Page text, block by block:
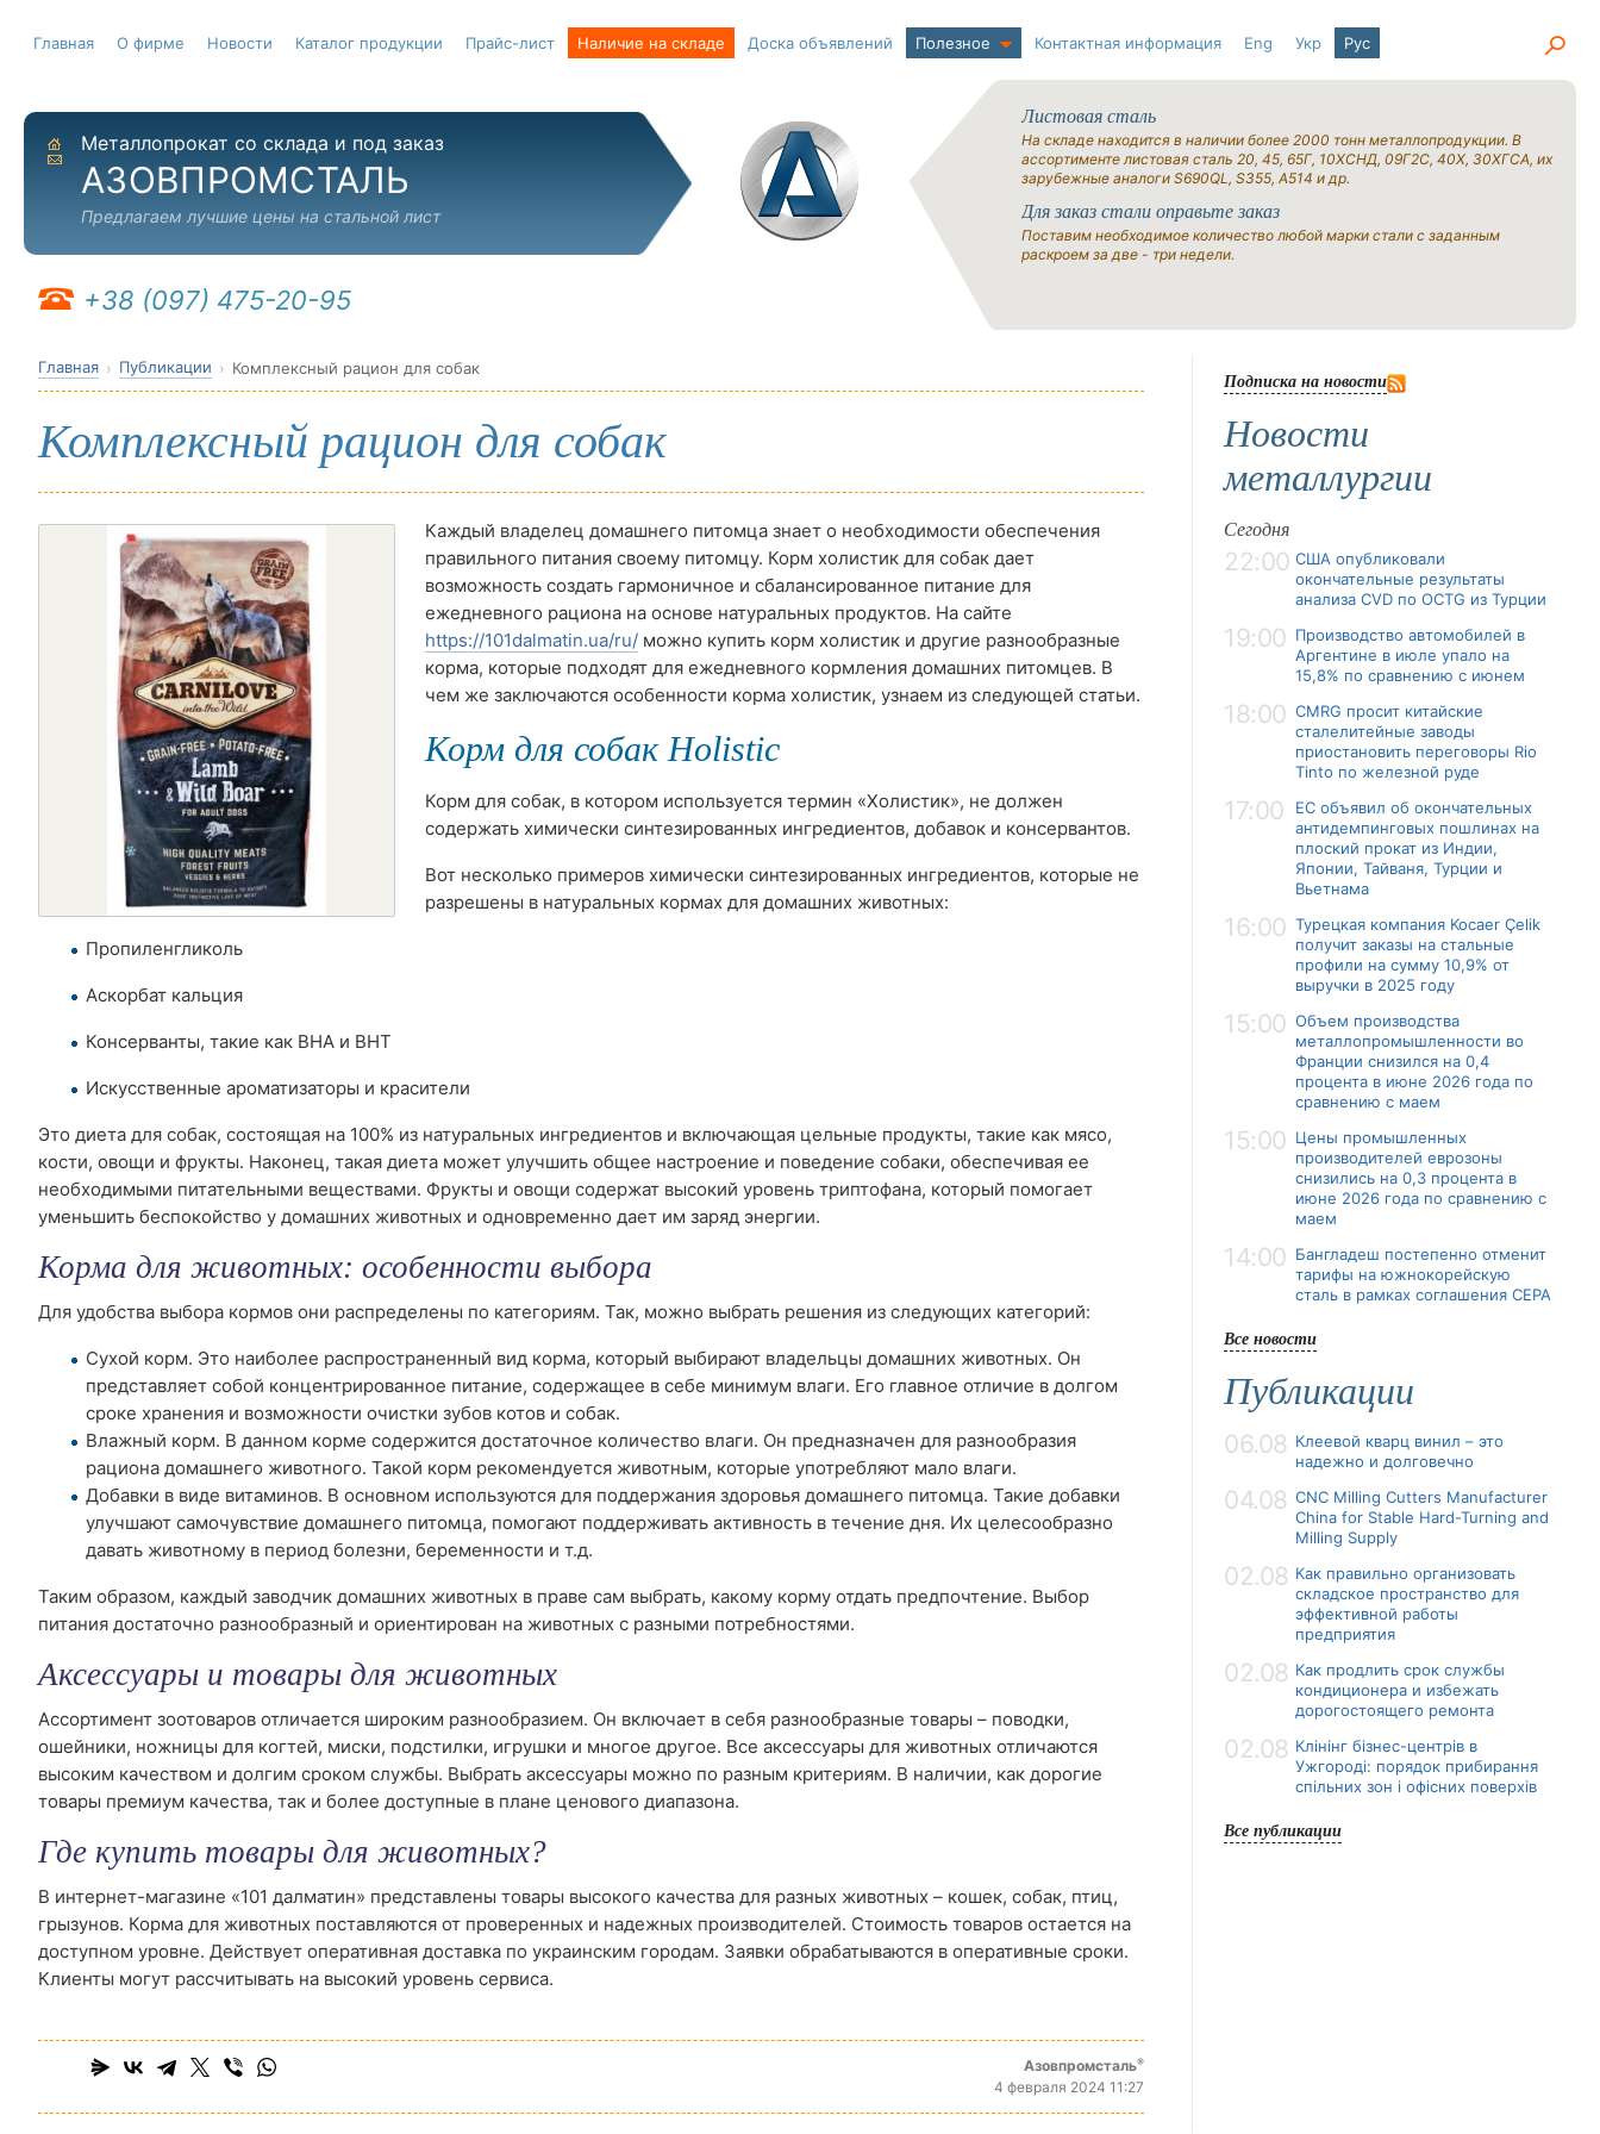
Главная О фирме Новости Каталог продукции Прайс-лист Наличие на складе Доска объявлений Полезное Контактная информация Eng Укр Рус
На главную
Отправить письмо
Металлопрокат со склада и под заказ
АЗОВПРОМСТАЛЬ
Предлагаем лучшие цены на стальной лист
+38 (097) 475-20-95
Листовая сталь
На складе находится в наличии более 2000 тонн металлопродукции. В
ассортименте листовая сталь 20, 45, 65Г, 10ХСНД, 09Г2С, 40Х, 30ХГСА, их
зарубежные аналоги S690QL, S355, A514 и др.
Для заказ стали оправьте заказ
Поставим необходимое количество любой марки стали с заданным
раскроем за две - три недели.
Главная Публикации Комплексный рацион для собак
Комплексный рацион для собак
Каждый владелец домашнего питомца знает о необходимости обеспечения
правильного питания своему питомцу. Корм холистик для собак дает
возможность создать гармоничное и сбалансированное питание для
ежедневного рациона на основе натуральных продуктов. На сайте
https://101dalmatin.ua/ru/ можно купить корм холистик и другие разнообразные
корма, которые подходят для ежедневного кормления домашних питомцев. В
чем же заключаются особенности корма холистик, узнаем из следующей статьи.
Корм для собак Holistic
Корм для собак, в котором используется термин «Холистик», не должен
содержать химически синтезированных ингредиентов, добавок и консервантов.
Вот несколько примеров химически синтезированных ингредиентов, которые не
разрешены в натуральных кормах для домашних животных:
Пропиленгликоль
Аскорбат кальция
Консерванты, такие как BHA и BHT
Искусственные ароматизаторы и красители
Это диета для собак, состоящая на 100% из натуральных ингредиентов и включающая цельные продукты, такие как мясо,
кости, овощи и фрукты. Наконец, такая диета может улучшить общее настроение и поведение собаки, обеспечивая ее
необходимыми питательными веществами. Фрукты и овощи содержат высокий уровень триптофана, который помогает
уменьшить беспокойство у домашних животных и одновременно дает им заряд энергии.
Корма для животных: особенности выбора
Для удобства выбора кормов они распределены по категориям. Так, можно выбрать решения из следующих категорий:
Сухой корм. Это наиболее распространенный вид корма, который выбирают владельцы домашних животных. Он
представляет собой концентрированное питание, содержащее в себе минимум влаги. Его главное отличие в долгом
сроке хранения и возможности очистки зубов котов и собак.
Влажный корм. В данном корме содержится достаточное количество влаги. Он предназначен для разнообразия
рациона домашнего животного. Такой корм рекомендуется животным, которые употребляют мало влаги.
Добавки в виде витаминов. В основном используются для поддержания здоровья домашнего питомца. Такие добавки
улучшают самочувствие домашнего питомца, помогают поддерживать активность в течение дня. Их целесообразно
давать животному в период болезни, беременности и т.д.
Таким образом, каждый заводчик домашних животных в праве сам выбрать, какому корму отдать предпочтение. Выбор
питания достаточно разнообразный и ориентирован на животных с разными потребностями.
Аксессуары и товары для животных
Ассортимент зоотоваров отличается широким разнообразием. Он включает в себя разнообразные товары – поводки,
ошейники, ножницы для когтей, миски, подстилки, игрушки и многое другое. Все аксессуары для животных отличаются
высоким качеством и долгим сроком службы. Выбрать аксессуары можно по разным критериям. В наличии, как дорогие
товары премиум качества, так и более доступные в плане ценового диапазона.
Где купить товары для животных?
В интернет-магазине «101 далматин» представлены товары высокого качества для разных животных – кошек, собак, птиц,
грызунов. Корма для животных поставляются от проверенных и надежных производителей. Стоимость товаров остается на
доступном уровне. Действует оперативная доставка по украинским городам. Заявки обрабатываются в оперативные сроки.
Клиенты могут рассчитывать на высокий уровень сервиса.
Азовпромсталь®
4 февраля 2024 11:27
Подписка на новости
Новости
металлургии
Сегодня
22:00 США опубликовали
окончательные результаты
анализа CVD по OCTG из Турции
19:00 Производство автомобилей в
Аргентине в июле упало на
15,8% по сравнению с июнем
18:00 CMRG просит китайские
сталелитейные заводы
приостановить переговоры Rio
Tinto по железной руде
17:00
ЕС объявил об окончательных
антидемпинговых пошлинах на
плоский прокат из Индии,
Японии, Тайваня, Турции и
Вьетнама
16:00 Турецкая компания Kocaer Çelik
получит заказы на стальные
профили на сумму 10,9% от
выручки в 2025 году
15:00 Объем производства
металлопромышленности во
Франции снизился на 0,4
процента в июне 2026 года по
сравнению с маем
15:00 Цены промышленных
производителей еврозоны
снизились на 0,3 процента в
июне 2026 года по сравнению с
маем
14:00 Бангладеш постепенно отменит
тарифы на южнокорейскую
сталь в рамках соглашения CEPA
Все новости
Публикации
06.08 Клеевой кварц винил – это
надежно и долговечно
04.08 CNC Milling Cutters Manufacturer
China for Stable Hard-Turning and
Milling Supply
02.08 Как правильно организовать
складское пространство для
эффективной работы
предприятия
02.08 Как продлить срок службы
кондиционера и избежать
дорогостоящего ремонта
02.08 Клінінг бізнес-центрів в
Ужгороді: порядок прибирання
спільних зон і офісних поверхів
Все публикации